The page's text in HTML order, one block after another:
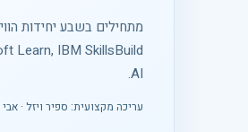
מתחילים בשבע יחידות
AI.
עריכה מקצועית: ספיר ויזל ·